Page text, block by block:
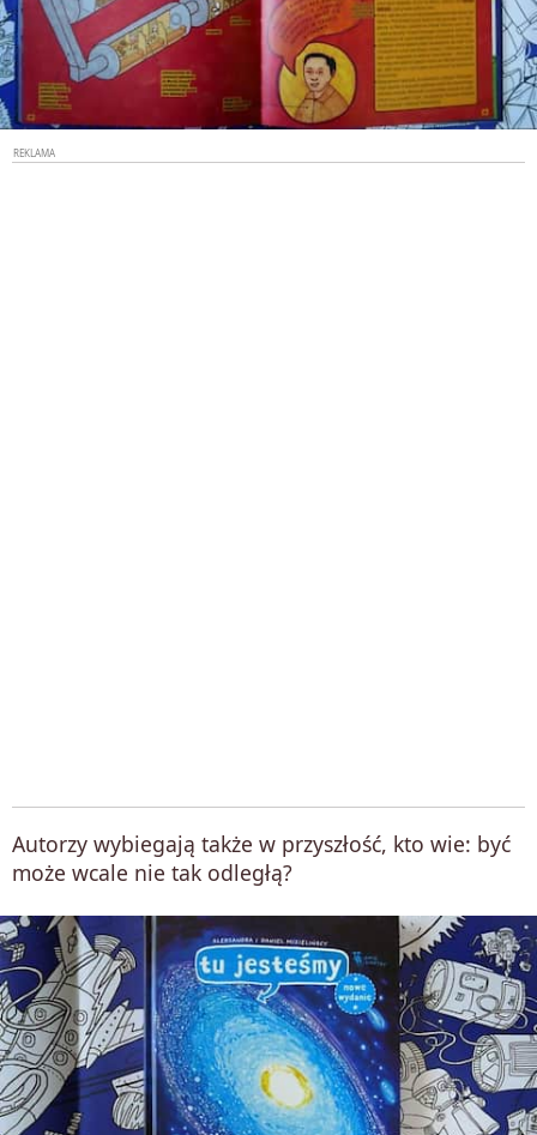
Autorzy wybiegają także w przyszłość, kto wie: być
może wcale nie tak odległą?